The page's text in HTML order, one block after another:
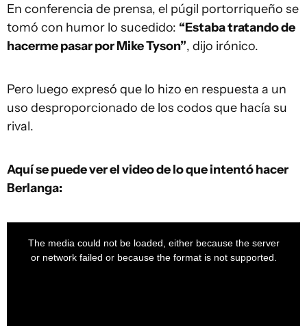
En conferencia de prensa, el púgil portorriqueño se
tomó con humor lo sucedido: “Estaba tratando de
hacerme pasar por Mike Tyson”, dijo irónico.
Pero luego expresó que lo hizo en respuesta a un
uso desproporcionado de los codos que hacía su
rival.
Aquí se puede ver el video de lo que intentó hacer
Berlanga:
The media could not be loaded, either because the server
or network failed or because the format is not supported.